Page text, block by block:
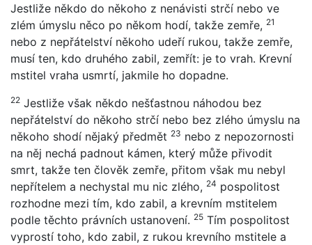
Jestliže někdo do někoho z nenávisti strčí nebo ve
zlém úmyslu něco po někom hodí, takže zemře, 21
nebo z nepřátelství někoho udeří rukou, takže zemře,
musí ten, kdo druhého zabil, zemřít: je to vrah. Krevní
mstitel vraha usmrtí, jakmile ho dopadne.
22 Jestliže však někdo nešťastnou náhodou bez
nepřátelství do někoho strčí nebo bez zlého úmyslu na
někoho shodí nějaký předmět 23 nebo z nepozornosti
na něj nechá padnout kámen, který může přivodit
smrt, takže ten člověk zemře, přitom však mu nebyl
nepřítelem a nechystal mu nic zlého, 24 pospolitost
rozhodne mezi tím, kdo zabil, a krevním mstitelem
podle těchto právních ustanovení. 25 Tím pospolitost
vyprostí toho, kdo zabil, z rukou krevního mstitele a